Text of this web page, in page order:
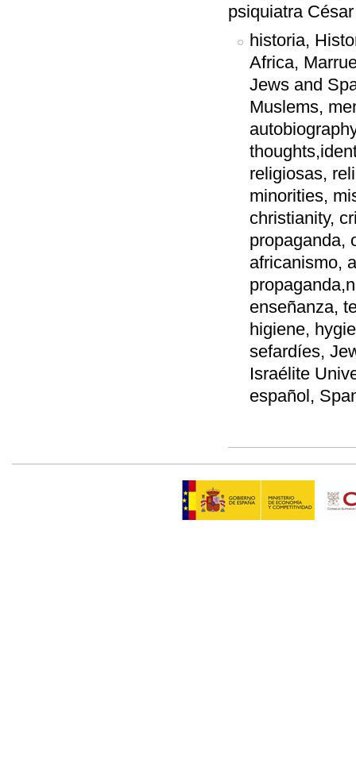
psiquiatra
historia,
Africa,
Jews and
Muslems,
religiosas,
minorities,
christianity,
propaganda,
africanismo,
enseñanza,
higiene,
sefardíes,
Israélite
español,